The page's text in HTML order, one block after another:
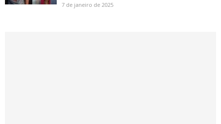
7 de janeiro de 2025